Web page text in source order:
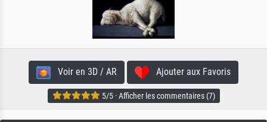
Voir en 3D / AR Ajouter aux Favoris
5/5 · Afficher les commentaires (7)